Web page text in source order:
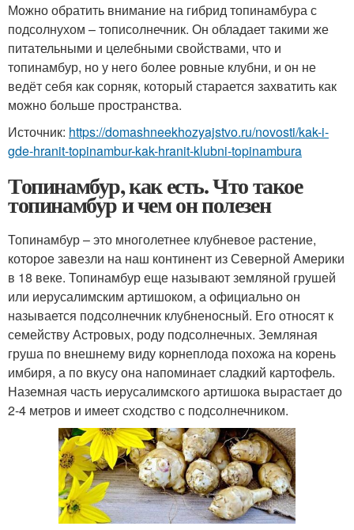
Можно обратить внимание на гибрид топинамбура с
подсолнухом – тописолнечник. Он обладает такими же
питательными и целебными свойствами, что и
топинамбур, но у него более ровные клубни, и он не
ведёт себя как сорняк, который старается захватить как
можно больше пространства.
Источник: https://domashneekhozyajstvo.ru/novosti/kak-i-
gde-hranit-topinambur-kak-hranit-klubni-topinambura
Топинамбур, как есть. Что такое
топинамбур и чем он полезен
Топинамбур – это многолетнее клубневое растение,
которое завезли на наш континент из Северной Америки
в 18 веке. Топинамбур еще называют земляной грушей
или иерусалимским артишоком, а официально он
называется подсолнечник клубненосный. Его относят к
семейству Астровых, роду подсолнечных. Земляная
груша по внешнему виду корнеплода похожа на корень
имбиря, а по вкусу она напоминает сладкий картофель.
Наземная часть иерусалимского артишока вырастает до
2-4 метров и имеет сходство с подсолнечником.